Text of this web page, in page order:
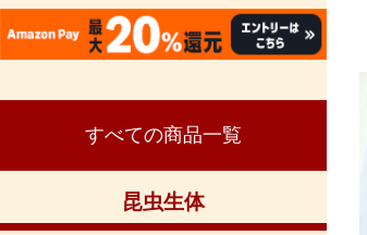
すべての商品一覧
昆虫生体